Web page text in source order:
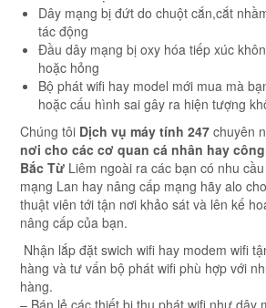
Dây mạng bị đứt do chuột cắn,cắt
tác động
Đầu dây mạng bị oxy hóa tiếp xúc
hoặc hỏng
Bộ phát wifi hay model mới mua mà
hoặc cấu hình sai gây ra hiện tượng
Chúng tôi Dịch vụ máy tính 247 chuyên
nơi cho các cơ quan cá nhân hay
Bắc Từ Liêm ngoài ra các bạn có nhu
mạng Lan hay nâng cấp mạng hãy alo
thuật viên tới tận nơi khảo sát và lên kế
nâng cấp của bạn.
Nhận lắp đặt swich wifi hay modem wifi
hàng và tư vấn bộ phát wifi phù hợp với
hàng.
– Bán lẻ các thiết bị thu phát wifi như dây